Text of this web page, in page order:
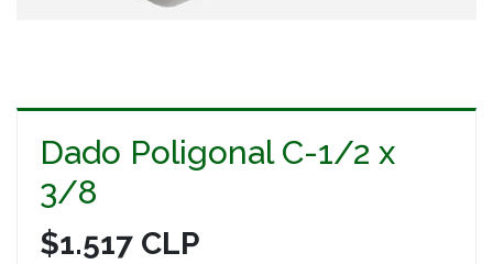
Dado Poligonal C-1/2 x
3/8
$1.517 CLP